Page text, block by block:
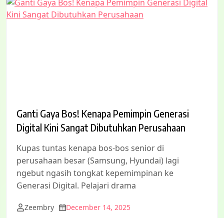
Ganti Gaya Bos! Kenapa Pemimpin Generasi
Digital Kini Sangat Dibutuhkan Perusahaan
Kupas tuntas kenapa bos-bos senior di
perusahaan besar (Samsung, Hyundai) lagi
ngebut ngasih tongkat kepemimpinan ke
Generasi Digital. Pelajari drama
Zeembry December 14, 2025